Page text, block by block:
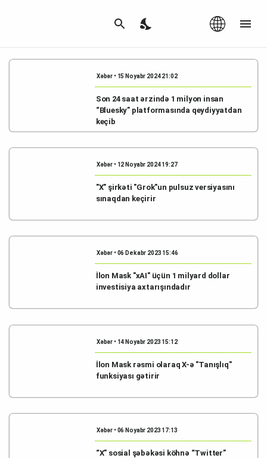
Xəbər • 15 Noyabr 2024 21:02
Son 24 saat ərzində 1 milyon insan
“Bluesky” platformasında qeydiyyatdan
keçib
Xəbər • 12 Noyabr 2024 19:27
"X" şirkəti "Grok"un pulsuz versiyasını
sınaqdan keçirir
Xəbər • 06 Dekabr 2023 15:46
İlon Mask "xAI" üçün 1 milyard dollar
investisiya axtarışındadır
Xəbər • 14 Noyabr 2023 15:12
İlon Mask rəsmi olaraq X-ə "Tanışlıq"
funksiyası gətirir
Xəbər • 06 Noyabr 2023 17:13
“X” sosial şəbəkəsi köhnə “Twitter”